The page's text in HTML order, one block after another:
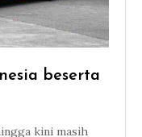
beserta
kini masih